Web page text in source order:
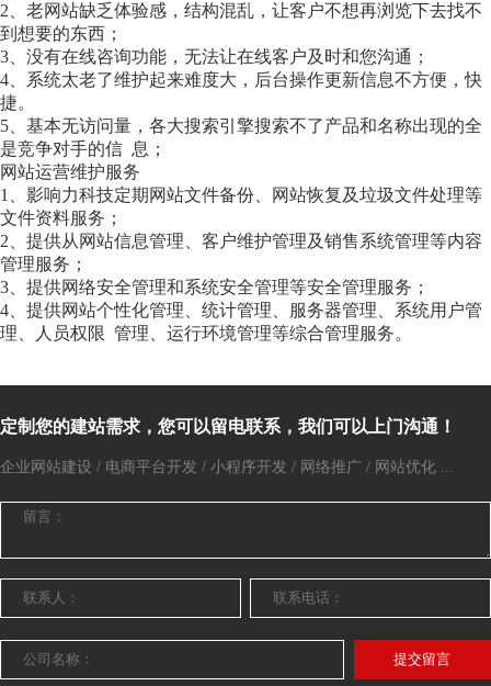
2、老网站缺乏体验感，结构混乱，让客户不想再浏览下去找不
到想要的东西；
3、没有在线咨询功能，无法让在线客户及时和您沟通；
4、系统太老了维护起来难度大，后台操作更新信息不方便，快
捷。
5、基本无访问量，各大搜索引擎搜索不了产品和名称出现的全
是竞争对手的信 息；
网站运营维护服务
1、影响力科技定期网站文件备份、网站恢复及垃圾文件处理等
文件资料服务；
2、提供从网站信息管理、客户维护管理及销售系统管理等内容
管理服务；
3、提供网络安全管理和系统安全管理等安全管理服务；
4、提供网站个性化管理、统计管理、服务器管理、系统用户管
理、人员权限 管理、运行环境管理等综合管理服务。
定制您的建站需求，您可以留电联系，我们可以上门沟通！
企业网站建设 / 电商平台开发 / 小程序开发 / 网络推广 / 网站优化 ...
提交留言